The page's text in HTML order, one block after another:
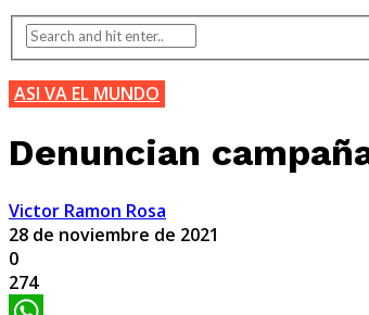
ASI VA EL MUNDO
Denuncian
Victor Ramon Rosa
28 de noviembre de 2021
0
274